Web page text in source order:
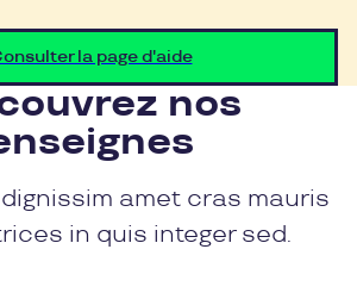
la page d'aide
nos
amet cras mauris
in quis integer sed.